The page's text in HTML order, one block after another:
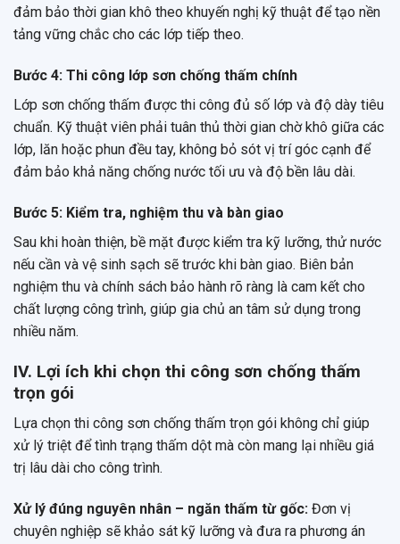
đảm bảo thời gian khô theo khuyến nghị kỹ thuật để tạo nền
tảng vững chắc cho các lớp tiếp theo.
Bước 4: Thi công lớp sơn chống thấm chính
Lớp sơn chống thấm được thi công đủ số lớp và độ dày tiêu
chuẩn. Kỹ thuật viên phải tuân thủ thời gian chờ khô giữa các
lớp, lăn hoặc phun đều tay, không bỏ sót vị trí góc cạnh để
đảm bảo khả năng chống nước tối ưu và độ bền lâu dài.
Bước 5: Kiểm tra, nghiệm thu và bàn giao
Sau khi hoàn thiện, bề mặt được kiểm tra kỹ lưỡng, thử nước
nếu cần và vệ sinh sạch sẽ trước khi bàn giao. Biên bản
nghiệm thu và chính sách bảo hành rõ ràng là cam kết cho
chất lượng công trình, giúp gia chủ an tâm sử dụng trong
nhiều năm.
IV. Lợi ích khi chọn thi công sơn chống thấm
trọn gói
Lựa chọn thi công sơn chống thấm trọn gói không chỉ giúp
xử lý triệt để tình trạng thấm dột mà còn mang lại nhiều giá
trị lâu dài cho công trình.
Xử lý đúng nguyên nhân – ngăn thấm từ gốc: Đơn vị
chuyên nghiệp sẽ khảo sát kỹ lưỡng và đưa ra phương án